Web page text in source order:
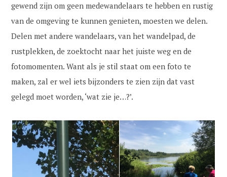
gewend zijn om geen medewandelaars te hebben en rustig
van de omgeving te kunnen genieten, moesten we delen.
Delen met andere wandelaars, van het wandelpad, de
rustplekken, de zoektocht naar het juiste weg en de
fotomomenten. Want als je stil staat om een foto te
maken, zal er wel iets bijzonders te zien zijn dat vast
gelegd moet worden, ‘wat zie je…?’.